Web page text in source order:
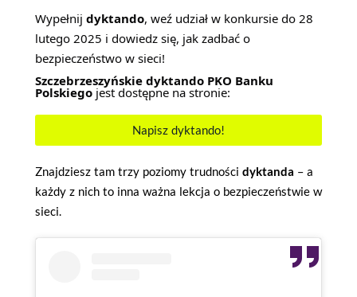
Wypełnij dyktando, weź udział w konkursie do 28
lutego 2025 i dowiedz się, jak zadbać o
bezpieczeństwo w sieci!
Szczebrzeszyńskie dyktando PKO Banku
Polskiegojest dostępne na stronie:
Napisz dyktando!
Znajdziesz tam trzy poziomy trudności dyktanda – a
każdy z nich to inna ważna lekcja o bezpieczeństwie w
sieci.